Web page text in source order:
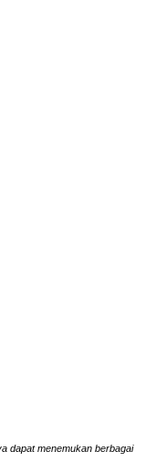
dapat menemukan berbagai